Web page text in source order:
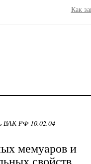
Как
ВАК РФ 10.02.04
мемуаров и